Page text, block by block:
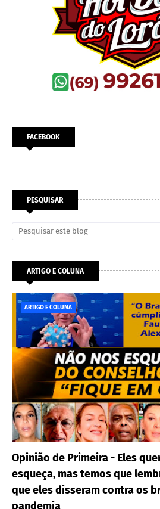
FACEBOOK
PESQUISAR
ARTIGO E COLUNA
ARTIGO E COLUNA
Opinião de Primeira - Eles
esqueça, mas temos que
que eles disseram contra os
pandemia